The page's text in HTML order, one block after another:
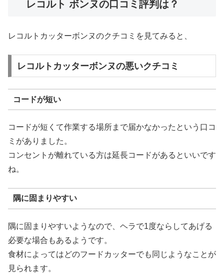
レコルト ボンヌの口コミ評判は？
レコルトカッターボンヌのクチコミを見てみると、
レコルトカッターボンヌの悪いクチコミ
コードが短い
コードが短くて作業する場所まで届かなかったという口コ
ミがありました。
コンセントが離れている方は延長コードがあるといいです
ね。
隅に固まりやすい
隅に固まりやすいようなので、ヘラで1度ならしてあげる
必要な場合もあるようです。
食材によってはどのフードカッターでも同じようなことが
見られます。